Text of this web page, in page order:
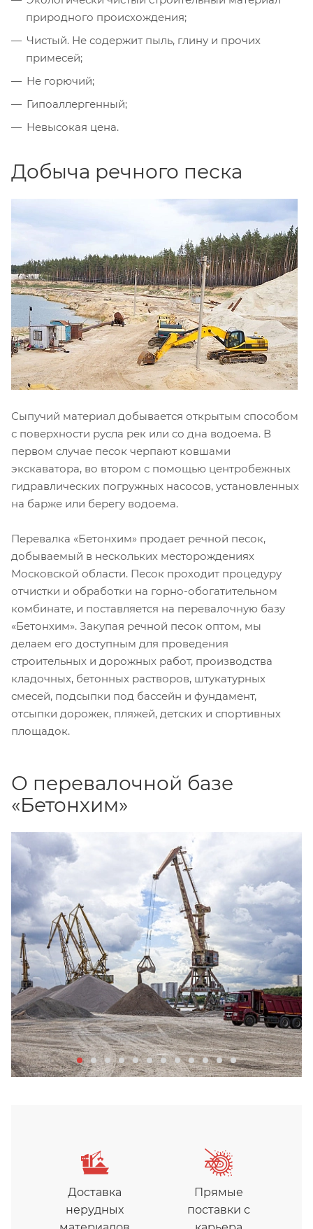
природного происхождения;
Чистый. Не содержит пыль, глину и прочих
примесей;
Не горючий;
Гипоаллергенный;
Невысокая цена.
Добыча речного песка
Сыпучий материал добывается открытым способом
с поверхности русла рек или со дна водоема. В
первом случае песок черпают ковшами
экскаватора, во втором с помощью центробежных
гидравлических погружных насосов, установленных
на барже или берегу водоема.
Перевалка «Бетонхим» продает речной песок,
добываемый в нескольких месторождениях
Московской области. Песок проходит процедуру
отчистки и обработки на горно-обогатительном
комбинате, и поставляется на перевалочную базу
«Бетонхим». Закупая речной песок оптом, мы
делаем его доступным для проведения
строительных и дорожных работ, производства
кладочных, бетонных растворов, штукатурных
смесей, подсыпки под бассейн и фундамент,
отсыпки дорожек, пляжей, детских и спортивных
площадок.
О перевалочной базе
«Бетонхим»
Доставка
нерудных
Прямые
поставки с